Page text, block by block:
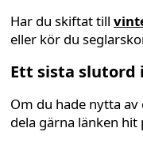
Har du skiftat till
eller kör du
Ett sista slutord
Om du hade nytta
dela gärna länken